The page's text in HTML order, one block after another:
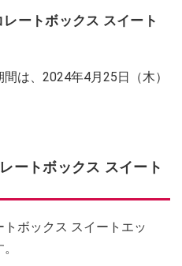
ートボックス スイート
は、2024年4月25日（木）
ートボックス スイート
ボックス スイートエッ